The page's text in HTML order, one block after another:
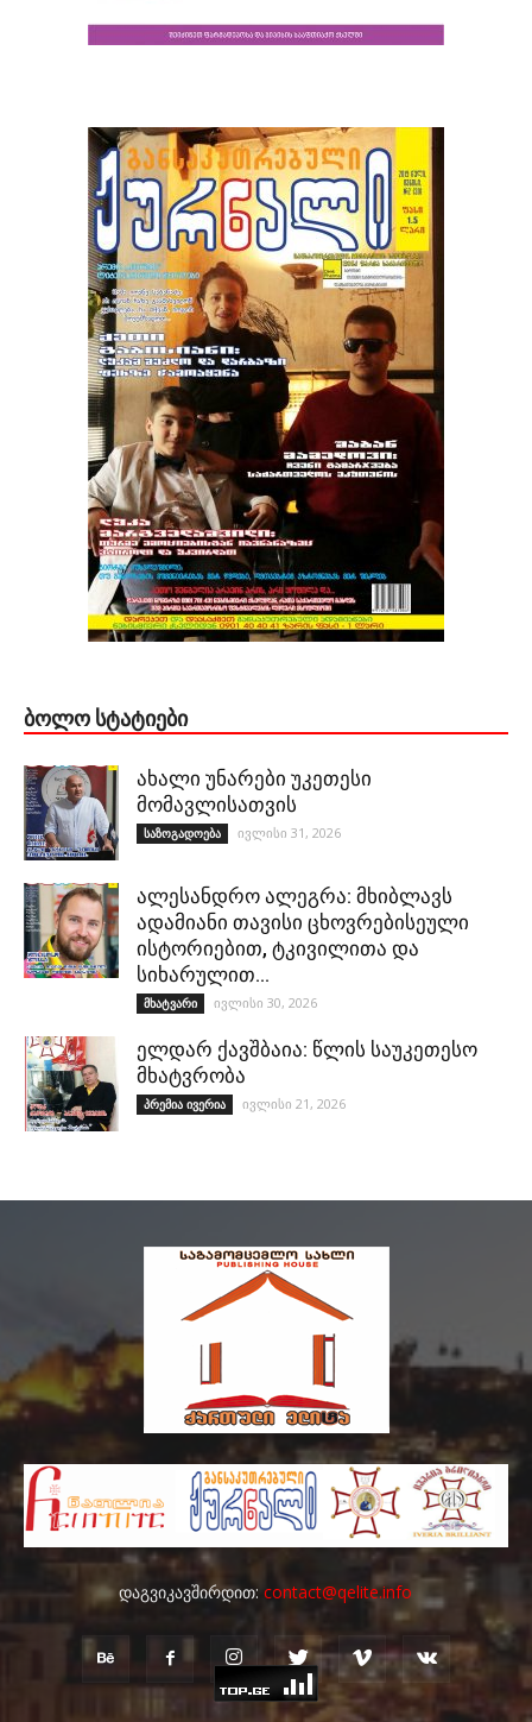
ᲑᲝᲚᲝ ᲡᲢᲐᲢᲘᲔᲑᲘ
ახალი უნარები უკეთესი
მომავლისათვის
საზოგადოება ივლისი 31, 2026
ალესანდრო ალეგრა: მხიბლავს
ადამიანი თავისი ცხოვრებისეული
ისტორიებით, ტკივილითა და
სიხარულით…
მხატვარი ივლისი 30, 2026
ელდარ ქავშბაია: წლის საუკეთესო
მხატვრობა
პრემია ივერია ივლისი 21, 2026
დაგვიკავშირდით:contact@qelite.info